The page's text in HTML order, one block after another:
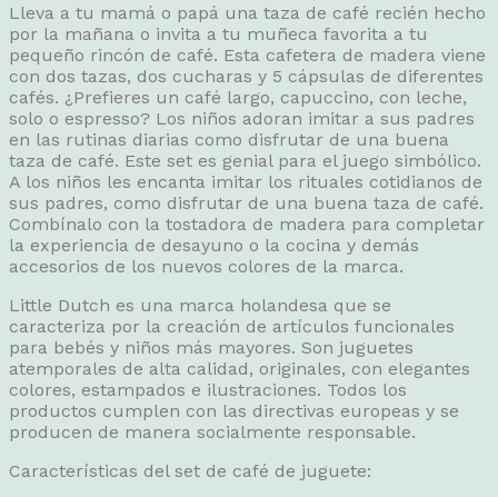
Lleva a tu mamá o papá una taza de café recién hecho
por la mañana o invita a tu muñeca favorita a tu
pequeño rincón de café. Esta cafetera de madera viene
con dos tazas, dos cucharas y 5 cápsulas de diferentes
cafés. ¿Prefieres un café largo, capuccino, con leche,
solo o espresso? Los niños adoran imitar a sus padres
en las rutinas diarias como disfrutar de una buena
taza de café. Este set es genial para el juego simbólico.
A los niños les encanta imitar los rituales cotidianos de
sus padres, como disfrutar de una buena taza de café.
Combínalo con la tostadora de madera para completar
la experiencia de desayuno o la cocina y demás
accesorios de los nuevos colores de la marca.
Little Dutch es una marca holandesa que se
caracteriza por la creación de artículos funcionales
para bebés y niños más mayores. Son juguetes
atemporales de alta calidad, originales, con elegantes
colores, estampados e ilustraciones. Todos los
productos cumplen con las directivas europeas y se
producen de manera socialmente responsable.
Características del set de café de juguete: